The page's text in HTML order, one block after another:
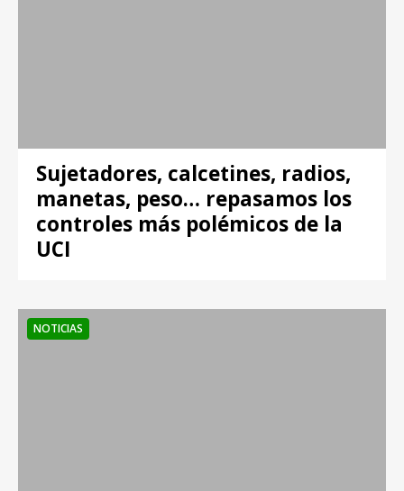
Sujetadores, calcetines, radios,
manetas, peso… repasamos los
controles más polémicos de la
UCI
NOTICIAS